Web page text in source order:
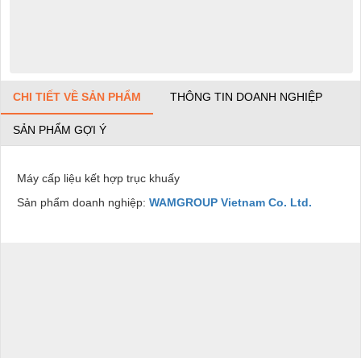
CHI TIẾT VỀ SẢN PHẨM THÔNG TIN DOANH NGHIỆP
SẢN PHẨM GỢI Ý
Máy cấp liệu kết hợp trục khuấy
Sản phẩm doanh nghiệp: WAMGROUP Vietnam Co. Ltd.